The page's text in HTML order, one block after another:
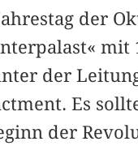
der
der
Es
der